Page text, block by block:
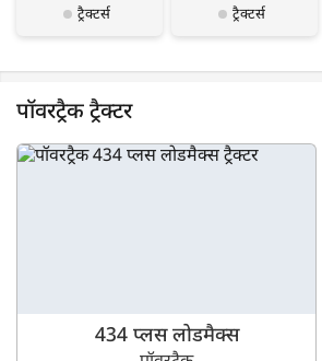
ट्रैक्टर्स ट्रैक्टर्स
पॉवरट्रैक ट्रैक्टर
434 प्लस लोडमैक्स